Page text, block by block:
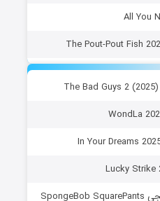
دانلود فصل پانزدهم باب اسفنجی SpongeBob SquarePants